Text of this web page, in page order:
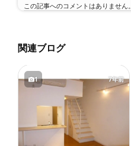
この記事へのコメントはありません。
関連ブログ
1 7年前